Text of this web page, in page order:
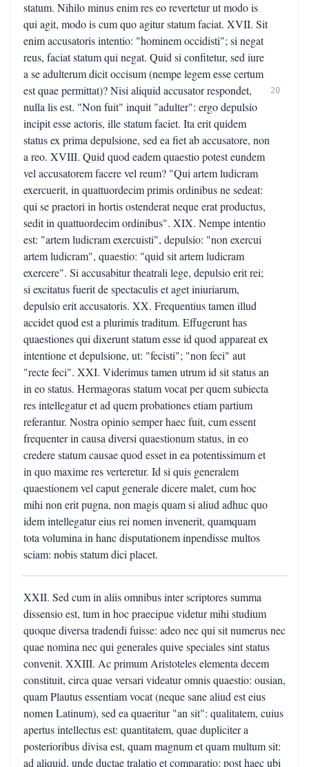
statum. Nihilo minus enim res eo revertetur ut modo is
qui agit, modo is cum quo agitur statum faciat. XVII. Sit
enim accusatoris intentio: "hominem occidisti"; si negat
reus, faciat statum qui negat. Quid si confitetur, sed iure
a se adulterum dicit occisum (nempe legem esse certum
est quae permittat)? Nisi aliquid accusator respondet,
nulla lis est. "Non fuit" inquit "adulter": ergo depulsio
incipit esse actoris, ille statum faciet. Ita erit quidem
status ex prima depulsione, sed ea fiet ab accusatore, non
a reo. XVIII. Quid quod eadem quaestio potest eundem
vel accusatorem facere vel reum? "Qui artem ludicram
exercuerit, in quattuordecim primis ordinibus ne sedeat:
qui se praetori in hortis ostenderat neque erat productus,
sedit in quattuordecim ordinibus". XIX. Nempe intentio
est: "artem ludicram exercuisti", depulsio: "non exercui
artem ludicram", quaestio: "quid sit artem ludicram
exercere". Si accusabitur theatrali lege, depulsio erit rei;
si excitatus fuerit de spectaculis et aget iniuriarum,
depulsio erit accusatoris. XX. Frequentius tamen illud
accidet quod est a plurimis traditum. Effugerunt has
quaestiones qui dixerunt statum esse id quod appareat ex
intentione et depulsione, ut: "fecisti"; "non feci" aut
"recte feci". XXI. Viderimus tamen utrum id sit status an
in eo status. Hermagoras statum vocat per quem subiecta
res intellegatur et ad quem probationes etiam partium
referantur. Nostra opinio semper haec fuit, cum essent
frequenter in causa diversi quaestionum status, in eo
credere statum causae quod esset in ea potentissimum et
in quo maxime res verteretur. Id si quis generalem
quaestionem vel caput generale dicere malet, cum hoc
mihi non erit pugna, non magis quam si aliud adhuc quo
idem intellegatur eius rei nomen invenerit, quamquam
tota volumina in hanc disputationem inpendisse multos
sciam: nobis statum dici placet.
20
XXII. Sed cum in aliis omnibus inter scriptores summa
dissensio est, tum in hoc praecipue videtur mihi studium
quoque diversa tradendi fuisse: adeo nec qui sit numerus nec
quae nomina nec qui generales quive speciales sint status
convenit. XXIII. Ac primum Aristoteles elementa decem
constituit, circa quae versari videatur omnis quaestio: ousian,
quam Plautus essentiam vocat (neque sane aliud est eius
nomen Latinum), sed ea quaeritur "an sit": qualitatem, cuius
apertus intellectus est: quantitatem, quae dupliciter a
posterioribus divisa est, quam magnum et quam multum sit:
ad aliquid, unde ductae tralatio et comparatio: post haec ubi